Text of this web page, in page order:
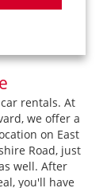
rentals. At
we offer a
on East
Road, just
well. After
you'll have